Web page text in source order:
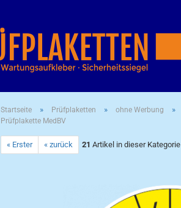
Startseite » Prüfplaketten » ohne Werbung »
Prüfplakette MedBV
« Erster « zurück 21 Artikel in dieser Kategorie